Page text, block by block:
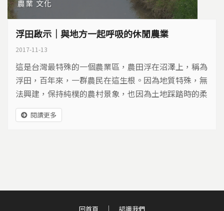
農業 文化
浮田啟示｜與地方一起呼吸的休閒農業
2017-11-13
這是台灣最特殊的一個農業區，農田浮在沼澤上，稱為
浮田，百年來，一群農民在這生根。因為地質特殊，無
法興建，保持純樸的農村景象，也因為土地踩踏時的柔
軟波動，被稱為「活盆地」。隨著農民老化、氣候變
遷，務農越來越辛苦，居民積極找出路，發展休閒農業
閱讀更多
回首頁 認識我們